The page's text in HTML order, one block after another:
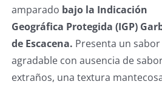
amparado bajo la Indicación
Geográfica Protegida (IGP)
de Escacena. Presenta un sabor
agradable con ausencia de
extraños, una textura